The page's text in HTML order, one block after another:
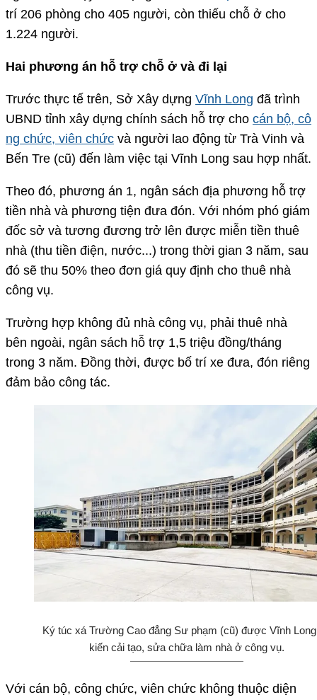
trí 206 phòng cho 405 người, còn thiếu chỗ ở cho
1.224 người.
Hai phương án hỗ trợ chỗ ở và đi lại
Trước thực tế trên, Sở Xây dựng Vĩnh Long đã trình
UBND tỉnh xây dựng chính sách hỗ trợ cho cán bộ, cô
ng chức, viên chức và người lao động từ Trà Vinh và
Bến Tre (cũ) đến làm việc tại Vĩnh Long sau hợp nhất.
Theo đó, phương án 1, ngân sách địa phương hỗ trợ
tiền nhà và phương tiện đưa đón. Với nhóm phó giám
đốc sở và tương đương trở lên được miễn tiền thuê
nhà (thu tiền điện, nước...) trong thời gian 3 năm, sau
đó sẽ thu 50% theo đơn giá quy định cho thuê nhà
công vụ.
Trường hợp không đủ nhà công vụ, phải thuê nhà
bên ngoài, ngân sách hỗ trợ 1,5 triệu đồng/tháng
trong 3 năm. Đồng thời, được bố trí xe đưa, đón riêng
đảm bảo công tác.
Ký túc xá Trường Cao đẳng Sư phạm (cũ) được Vĩnh
kiến cải tạo, sửa chữa làm nhà ở công vụ.
Với cán bộ, công chức, viên chức không thuộc diện